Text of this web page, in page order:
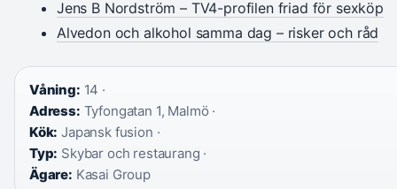
Jens B Nordström – TV4-profilen friad för sexköp
Alvedon och alkohol samma dag – risker och råd
Våning: 14 ·
Adress: Tyfongatan 1, Malmö ·
Kök: Japansk fusion ·
Typ: Skybar och restaurang ·
Ägare: Kasai Group